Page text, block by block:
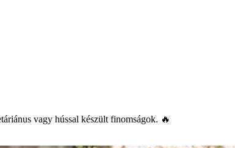
vagy hússal készült finomságok. 🔥